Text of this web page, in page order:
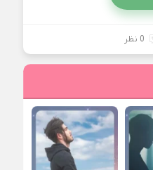
0 نظر